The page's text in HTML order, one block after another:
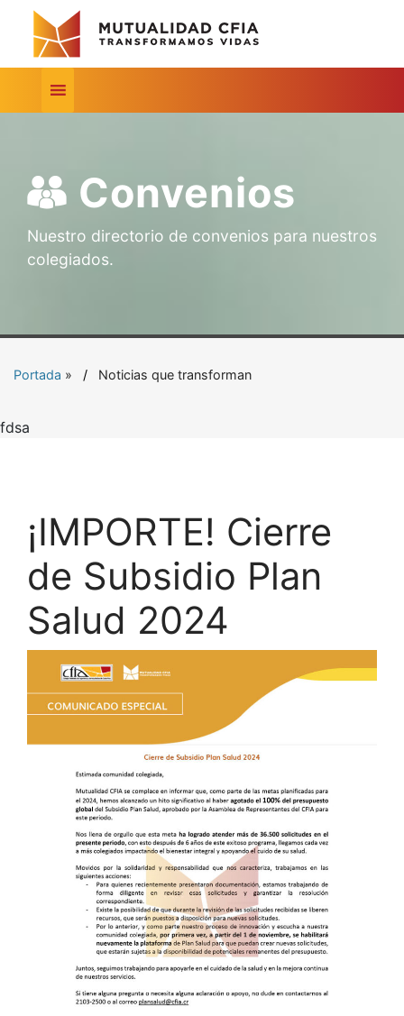
Convenios
Nuestro directorio de convenios para nuestros
colegiados.
Portada » Noticias que transforman
fdsa
¡IMPORTE! Cierre
de Subsidio Plan
Salud 2024